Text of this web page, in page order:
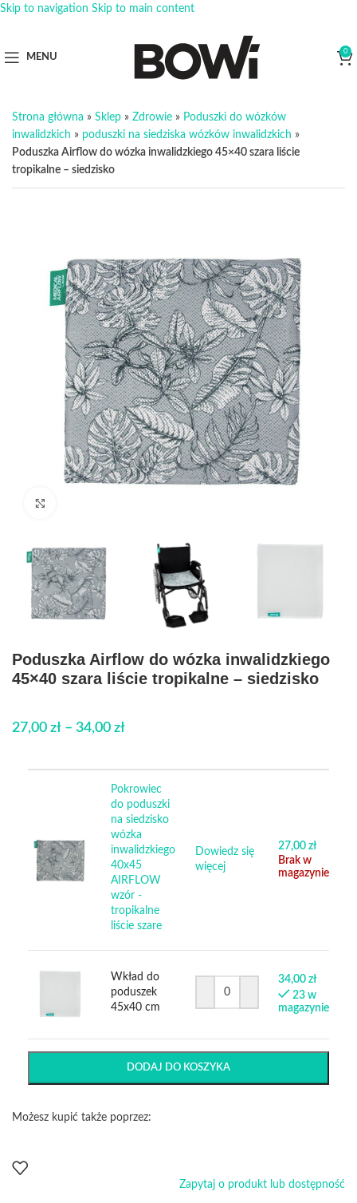
Skip to navigation Skip to main content
MENU
0
Strona główna » Sklep » Zdrowie » Poduszki do wózków
inwalidzkich » poduszki na siedziska wózków inwalidzkich »
Poduszka Airflow do wózka inwalidzkiego 45×40 szara liście
tropikalne – siedzisko
Poduszka Airflow do wózka inwalidzkiego
45×40 szara liście tropikalne – siedzisko
27,00 zł – 34,00 zł
Pokrowiec
do poduszki
na siedzisko
wózka
inwalidzkiego
40x45
AIRFLOW
wzór -
tropikalne
liście szare
Dowiedz się
więcej
27,00 zł
Brak w
magazynie
Wkład do
poduszek
45x40 cm
34,00 zł
23 w
magazynie
DODAJ DO KOSZYKA
Możesz kupić także poprzez:
Zapytaj o produkt lub dostępność